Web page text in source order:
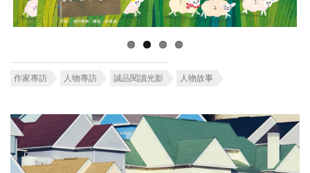
作家專訪 人物專訪 誠品閱讀光影 人物故事